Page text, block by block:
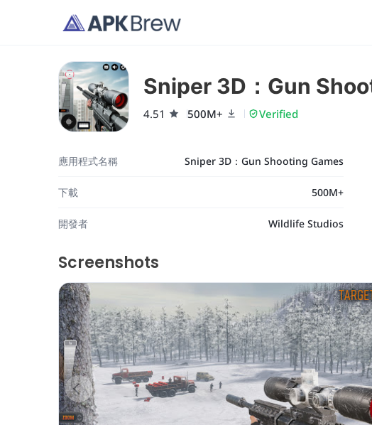
Sniper 3D：Gun
4.51 500M+ Verified
應用程式名稱 Sniper 3D：Gun Shooting Games
下載 500M+
開發者 Wildlife Studios
Screenshots